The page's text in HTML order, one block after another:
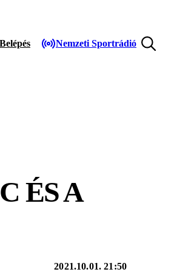
Belépés Nemzeti Sportrádió
ÉS A
2021.10.01. 21:50